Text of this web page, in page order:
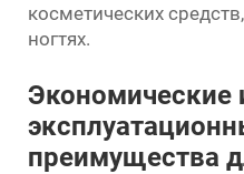
косметических
ногтях.
Экономические
преимущества